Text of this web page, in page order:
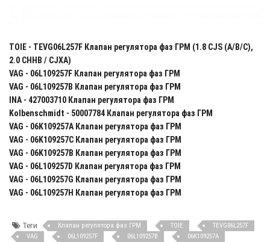
TOIE - TEVG06L257F Клапан регулятора фаз ГРМ (1.8 CJS (A/B/C),
2.0 CHHB / CJXA)
VAG - 06L109257F Клапан регулятора фаз ГРМ
VAG - 06L109257B Клапан регулятора фаз ГРМ
INA - 427003710 Клапан регулятора фаз ГРМ
Kolbenschmidt - 50007784 Клапан регулятора фаз ГРМ
VAG - 06K109257A Клапан регулятора фаз ГРМ
VAG - 06K109257C Клапан регулятора фаз ГРМ
VAG - 06K109257B Клапан регулятора фаз ГРМ
VAG - 06L109257D Клапан регулятора фаз ГРМ
VAG - 06L109257G Клапан регулятора фаз ГРМ
VAG - 06L109257H Клапан регулятора фаз ГРМ
Теги Клапан регулятора фаз ГРМ TOIE
TEVG06L257F
VAG
06L109257F 06L109257B
06K109257A